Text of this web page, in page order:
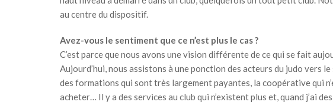
au centre du dispositif.
Avez-vous le sentiment que ce n’est plus le cas ?
C’est parce que nous avons une vision différente de ce qui se fait
Aujourd’hui, nous assistons à une ponction des acteurs du judo vers
des formations qui sont très largement payantes, la coopérative qui
acheter… Il y a des services au club qui n’existent plus et, quand j’ai